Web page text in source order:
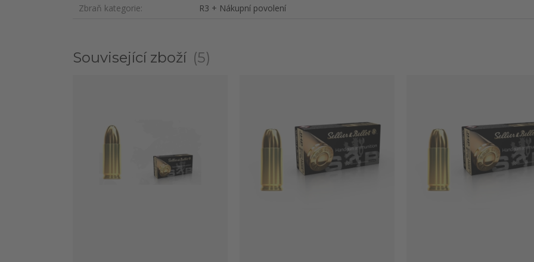
Zbraň kategorie
R3 + Nákupní povolení
Související zboží 5